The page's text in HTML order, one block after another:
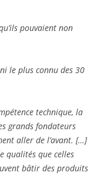
pouvaient non
le plus connu des 30
technique, la
grands fondateurs
aller de l’avant. […]
qualités que celles
bâtir des produits